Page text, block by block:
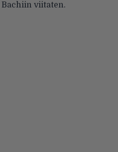
Bachiin viitaten.